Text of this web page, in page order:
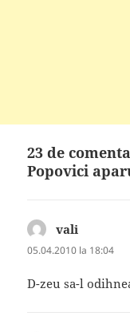
23 de
Popovici
vali
05.04.2010 la 18:04
D-zeu sa-l